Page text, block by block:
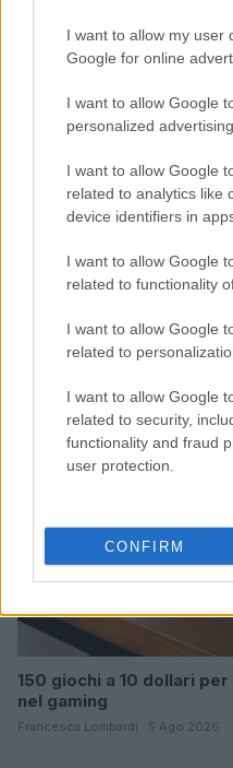
I want to allow my user
Google for online
I want to allow Google
personalized advertising.
I want to allow Google
related to analytics like
device identifiers in
I want to allow Google
related to functionality
I want to allow Google
related to
I want to allow Google
related to security,
functionality and fraud
user protection.
CONFIRM
Game Industry Hardship
Francesca Lombardi · 5 Ago 2026
150 giochi a 10 dollari
nel gaming
Francesca Lombardi · 5 Ago 2026